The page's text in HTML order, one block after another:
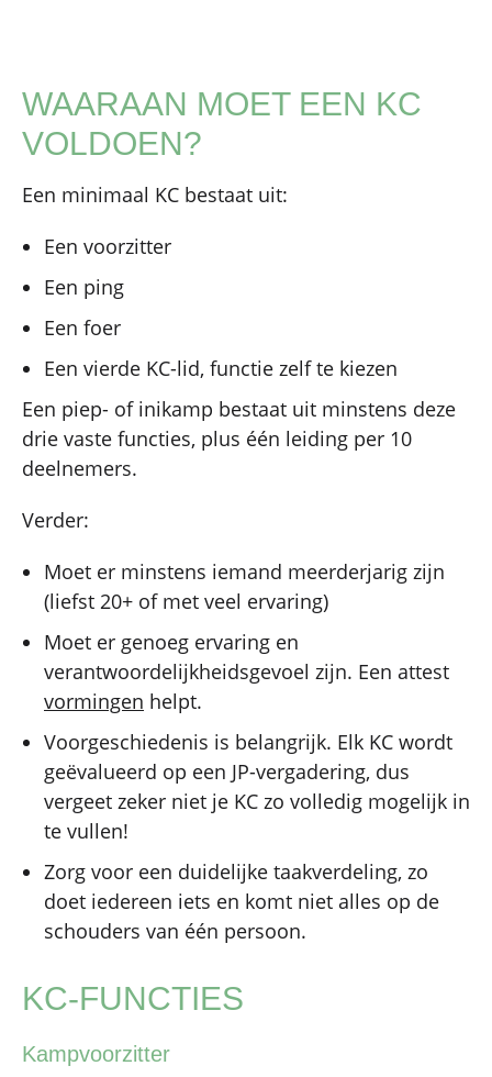
WAARAAN MOET EEN KC
VOLDOEN?
Een minimaal KC bestaat uit:
Een voorzitter
Een ping
Een foer
Een vierde KC-lid, functie zelf te kiezen
Een piep- of inikamp bestaat uit minstens deze
drie vaste functies, plus één leiding per 10
deelnemers.
Verder:
Moet er minstens iemand meerderjarig zijn
(liefst 20+ of met veel ervaring)
Moet er genoeg ervaring en
verantwoordelijkheidsgevoel zijn. Een attest
vormingen helpt.
Voorgeschiedenis is belangrijk. Elk KC wordt
geëvalueerd op een JP-vergadering, dus
vergeet zeker niet je KC zo volledig mogelijk in
te vullen!
Zorg voor een duidelijke taakverdeling, zo
doet iedereen iets en komt niet alles op de
schouders van één persoon.
KC-FUNCTIES
Kampvoorzitter